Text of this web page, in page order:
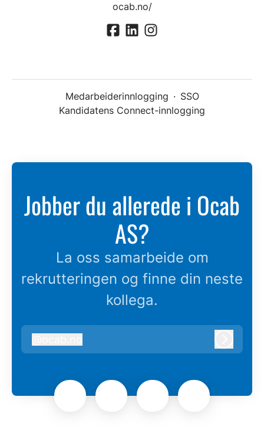
ocab.no/
Medarbeiderinnlogging · SSO
Kandidatens Connect-innlogging
Jobber du allerede i Ocab
AS?
La oss samarbeide om
rekrutteringen og finne din neste
kollega.
ocab.no